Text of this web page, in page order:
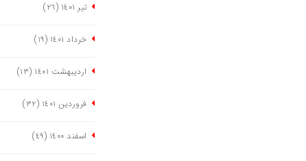
تیر ١٤٠١ (٢٦)
خرداد ١٤٠١ (١٩)
اردیبهشت ١٤٠١ (١٣)
فروردین ١٤٠١ (٣٢)
اسفند ١٤٠٠ (٤٩)